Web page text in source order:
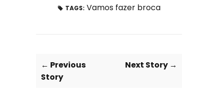
TAGS: Vamos fazer broca
← Previous
Story
Next Story →